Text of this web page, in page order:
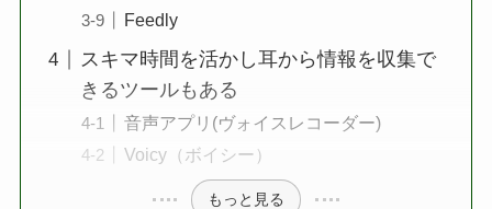
Feedly
スキマ時間を活かし耳から情報を収集で
きるツールもある
音声アプリ(ヴォイスレコーダー)
Voicy（ボイシー）
もっと見る